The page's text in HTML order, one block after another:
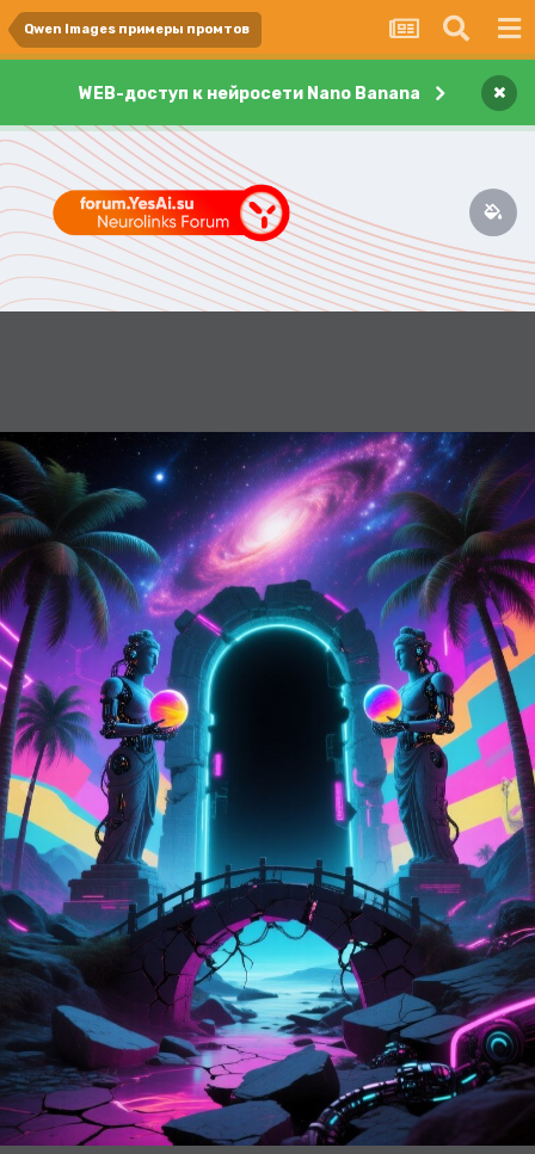
Qwen Images примеры промтов
WEB-доступ к нейросети Nano Banana ×